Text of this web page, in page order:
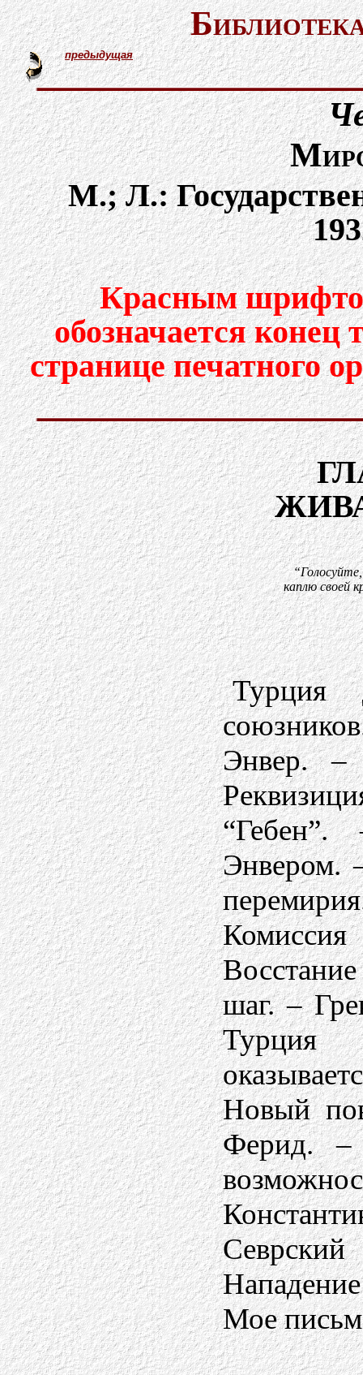
предыдущая
М.; Л.:
Красным
обозначается конец
странице печатного
каплю своей
Турция
Энвер. –
“Гебен”.
Энвером.
шаг. –
Турция
Новый
Ферид. –
Мое